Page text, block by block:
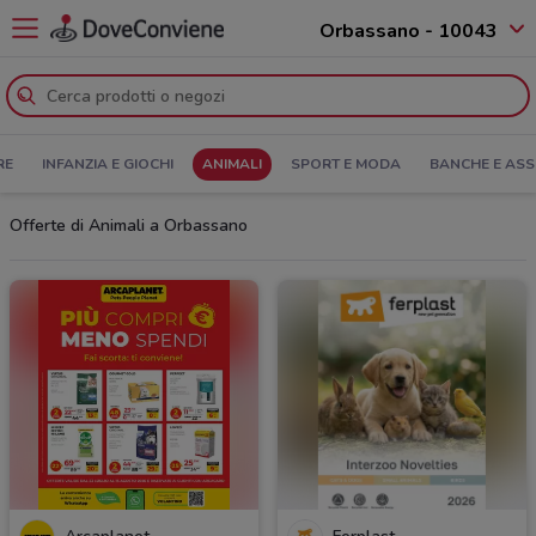
Orbassano - 10043
INFANZIA E GIOCHI ANIMALI SPORT E MODA BANCHE E
Offerte di Animali a Orbassano